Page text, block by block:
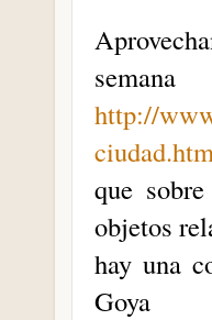
http://
que
objetos
hay una
Goya